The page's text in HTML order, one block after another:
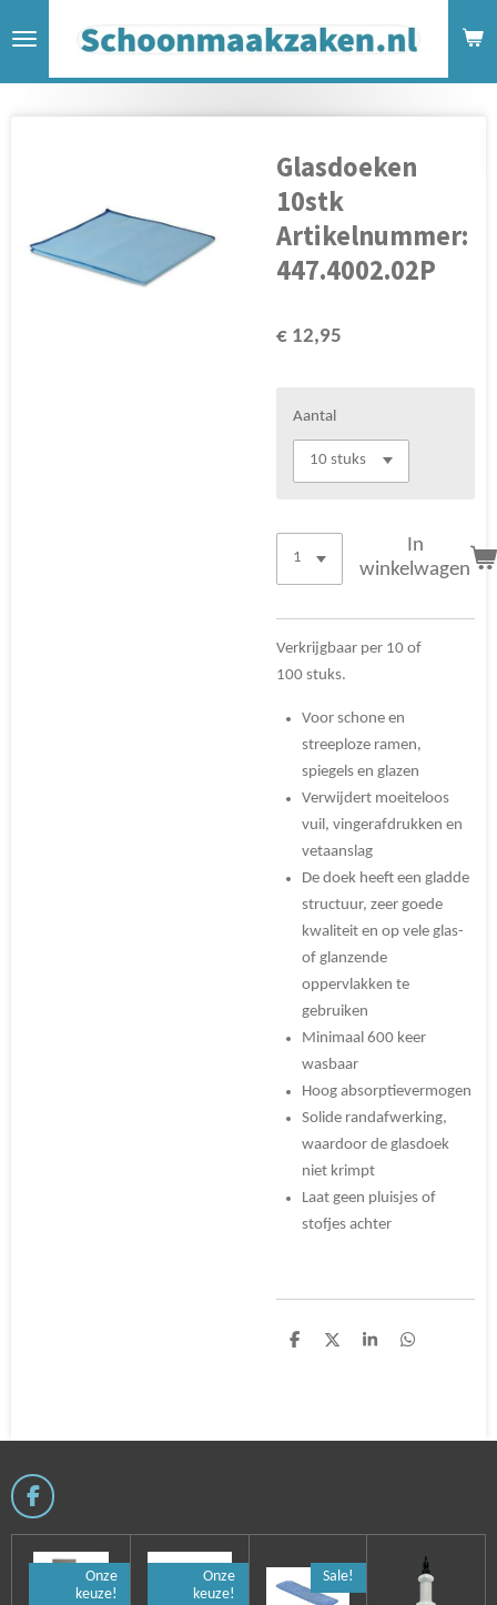
direct
Glasdoeken
10stk
Artikelnummer:
447.4002.02P
€ 12,95
Aantal
In
winkelwagen
Verkrijgbaar per 10 of
100 stuks.
Voor schone en
streeploze ramen,
spiegels en glazen
Verwijdert moeiteloos
vuil, vingerafdrukken en
vetaanslag
De doek heeft een gladde
structuur, zeer goede
kwaliteit en op vele glas-
of glanzende
oppervlakken te
gebruiken
Minimaal 600 keer
wasbaar
Hoog absorptievermogen
Solide randafwerking,
waardoor de glasdoek
niet krimpt
Laat geen pluisjes of
stofjes achter
D
D
S
D
F
a
e
Onze
keuze!
Onze
keuze!
Sale!